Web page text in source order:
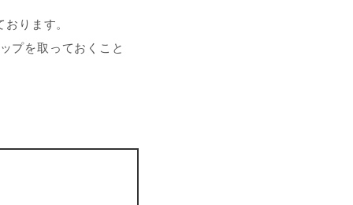
ります。
プを取っておくこと